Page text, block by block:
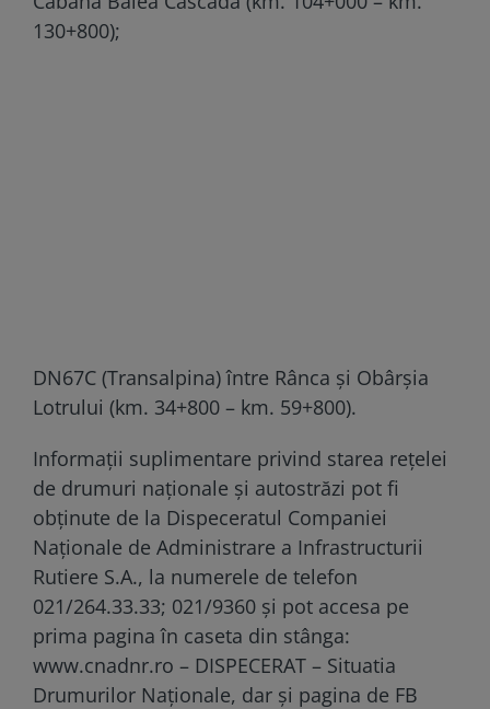
130+800);
DN67C (Transalpina) între Rânca și Obârșia
Lotrului (km. 34+800 – km. 59+800).
Informaţii suplimentare privind starea reţelei
de drumuri naţionale și autostrăzi pot fi
obţinute de la Dispeceratul Companiei
Naţionale de Administrare a Infrastructurii
Rutiere S.A., la numerele de telefon
021/264.33.33; 021/9360 și pot accesa pe
prima pagina în caseta din stânga:
www.cnadnr.ro – DISPECERAT – Situatia
Drumurilor Naţionale, dar și pagina de FB